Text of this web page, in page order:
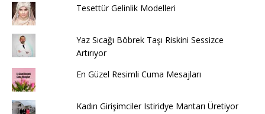
Tesettür Gelinlik Modelleri
Yaz Sıcağı Böbrek Taşı Riskini Sessizce
Artırıyor
En Güzel Resimli Cuma Mesajları
Kadın Girişimciler Istiridye Mantarı Üretiyor